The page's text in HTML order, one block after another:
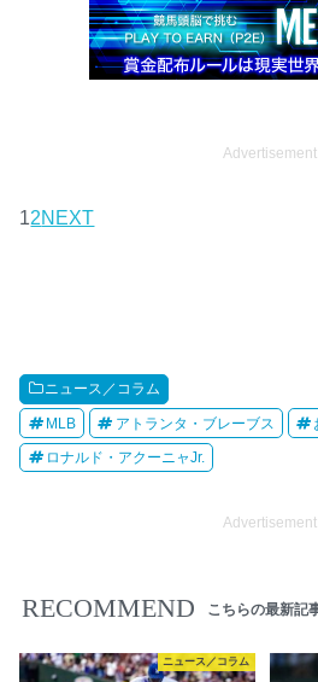
Advertisement
12NEXT
ニュース／コラム
MLB アトランタ・ブレーブス
ロナルド・アクーニャJr.
Advertisement
RECOMMEND こちらの最新記
ニュース／コラム